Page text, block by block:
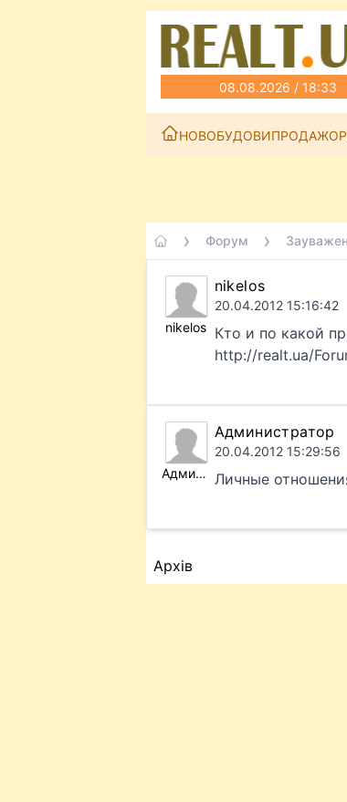
08.08.2026 / 18:33
НОВОБУДОВИПРОДАЖ
Форум
nikelos
nikelos
20.04.2012 15:16:42
Кто и по какой
http://realt.ua/
Администратор
Администратор
20.04.2012 15:29:56
Личные
Архів